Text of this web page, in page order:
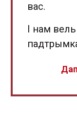
вас.
І нам